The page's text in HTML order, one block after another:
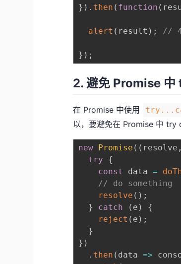
} ) . then ( function (
alert ( result ) ; //
} ) ;
2. 避免 Promise
在 Promise 中使用
以，要避免在 Promise 中 try
new Promise ( ( resolve ,
try
{
const
data =
// do something
resolve ( ) ;
}
catch ( e )
{
reject ( e ) ;
}
} )
. then ( data =>